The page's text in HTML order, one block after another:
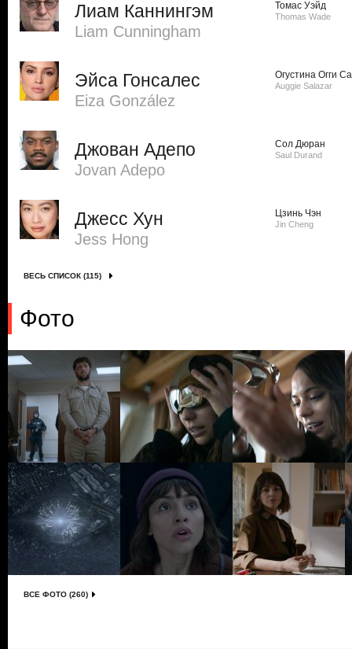
Лиам Каннингэм
Liam Cunningham
Томас Уэйд
Thomas Wade
Эйса Гонсалес
Eiza González
Огустина Огги
Auggie Salazar
Джован Адепо
Jovan Adepo
Сол Дюран
Saul Durand
Джесс Хун
Jess Hong
Цзинь Чэн
Jin Cheng
ВЕСЬ СПИСОК (115)
Фото
ВСЕ ФОТО (260)